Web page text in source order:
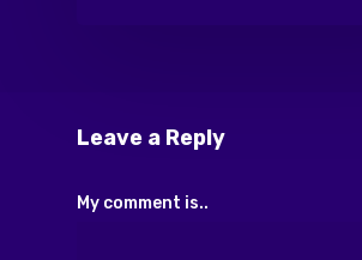
Leave a Reply
My comment is..